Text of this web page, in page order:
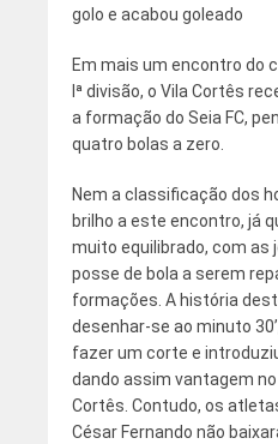
golo e acabou goleado
Em mais um encontro do
Iª divisão, o Vila Cortês
a formação do Seia FC,
quatro bolas a zero.
Nem a classificação dos
brilho a este encontro, já
muito equilibrado, com as
posse de bola a serem
formações. A história
desenhar-se ao minuto
fazer um corte e
dando assim vantagem
Cortês. Contudo, os
César Fernando não